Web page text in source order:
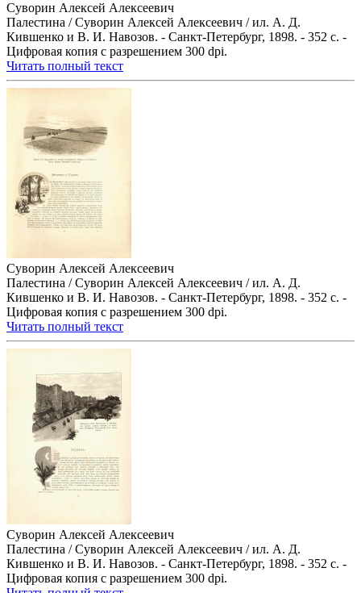
Суворин Алексей Алексеевич
Палестина / Суворин Алексей Алексеевич / ил. А. Д.
Кившенко и В. И. Навозов. - Санкт-Петербург, 1898. - 352 с. -
Цифровая копия с разрешением 300 dpi.
Читать полный текст
Суворин Алексей Алексеевич
Палестина / Суворин Алексей Алексеевич / ил. А. Д.
Кившенко и В. И. Навозов. - Санкт-Петербург, 1898. - 352 с. -
Цифровая копия с разрешением 300 dpi.
Читать полный текст
Суворин Алексей Алексеевич
Палестина / Суворин Алексей Алексеевич / ил. А. Д.
Кившенко и В. И. Навозов. - Санкт-Петербург, 1898. - 352 с. -
Цифровая копия с разрешением 300 dpi.